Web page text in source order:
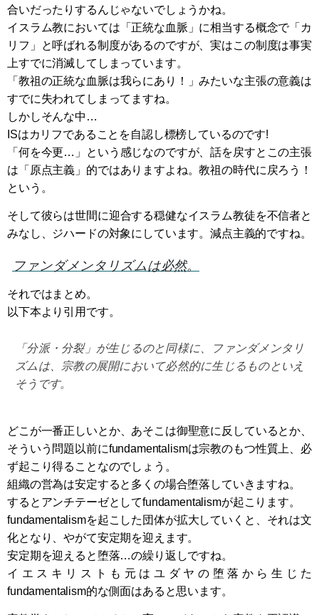
合いだったりするんじゃないでしょうかね。
イスラム教においては「正統な血脈」に相当する概念で「カ
リフ」と呼ばれる制度があるのですが、実はこの制度は事実
上すでに消滅してしまっています。
「教祖の正統な血脈は我らにあり！」みたいな主張の意義は
すでに失われてしまってますね。
しかしそんな中…
ISはカリフであることを自認し標榜しているのです!
「何を今更…」という感じなのですが、話を戻すとこの主張
は「原点主義」的ではありますよね。教祖の時代に戻ろう！
という。
そして彼らは世間に迎合する穏健なイスラム教徒を不信者と
みなし、ジハードの対象にしています。減点主義的ですね。
ファンダメンタリズムは必然。
それではまとめ。
以下本より引用です。
「分派・分裂」が生じるのと同様に、ファンダメンタリ
ズムは、宗教の展開において必然的に生じるものといえ
そうです。
どこが一番正しいとか、あそこは御聖意に反しているとか、
そういう問題以前にfundamentalismは宗教のもつ性質上、必
ず起こり得ることなのでしょう。
組織の営為は安定すると多くの場合堕落していきますね。
するとアンチテーゼとしてfundamentalismが起こります。
fundamentalismを起こした団体が拡大していくと、それは文
化となり、やがて安定期を迎えます。
安定期を迎えると堕落…の繰り返しですね。
イエスキリストも元はユダヤの堕落から生じた
fundamentalism的な側面はあると思います。